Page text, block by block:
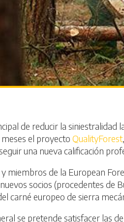
de reducir la siniestralidad
el proyecto QualityForest
una nueva calificación
miembros de la European
socios (procedentes de
carné europeo de sierra
se pretende satisfacer las